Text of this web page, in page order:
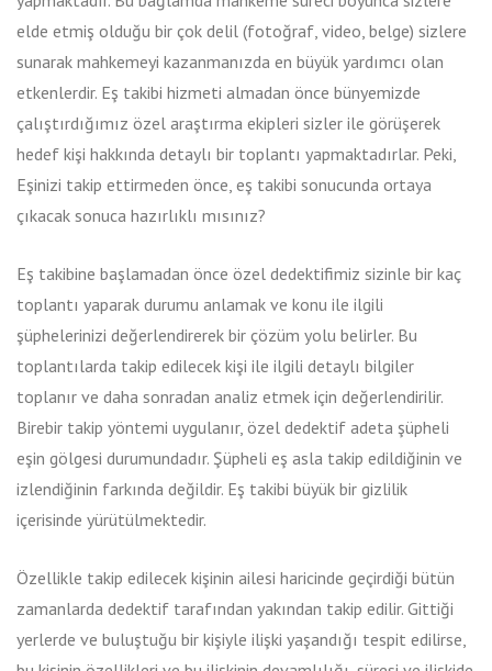
elde etmiş olduğu bir çok delil (fotoğraf, video, belge) sizlere
sunarak mahkemeyi kazanmanızda en büyük yardımcı olan
etkenlerdir. Eş takibi hizmeti almadan önce bünyemizde
çalıştırdığımız özel araştırma ekipleri sizler ile görüşerek
hedef kişi hakkında detaylı bir toplantı yapmaktadırlar. Peki,
Eşinizi takip ettirmeden önce, eş takibi sonucunda ortaya
çıkacak sonuca hazırlıklı mısınız?
Eş takibine başlamadan önce özel dedektifimiz sizinle bir kaç
toplantı yaparak durumu anlamak ve konu ile ilgili
şüphelerinizi değerlendirerek bir çözüm yolu belirler. Bu
toplantılarda takip edilecek kişi ile ilgili detaylı bilgiler
toplanır ve daha sonradan analiz etmek için değerlendirilir.
Birebir takip yöntemi uygulanır, özel dedektif adeta şüpheli
eşin gölgesi durumundadır. Şüpheli eş asla takip edildiğinin ve
izlendiğinin farkında değildir. Eş takibi büyük bir gizlilik
içerisinde yürütülmektedir.
Özellikle takip edilecek kişinin ailesi haricinde geçirdiği bütün
zamanlarda dedektif tarafından yakından takip edilir. Gittiği
yerlerde ve buluştuğu bir kişiyle ilişki yaşandığı tespit edilirse,